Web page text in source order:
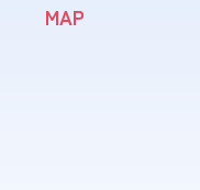
MAP